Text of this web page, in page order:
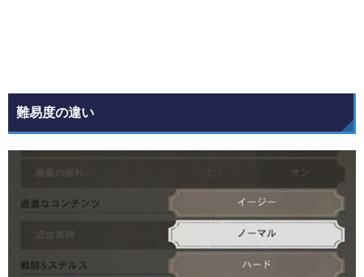
難易度の違い